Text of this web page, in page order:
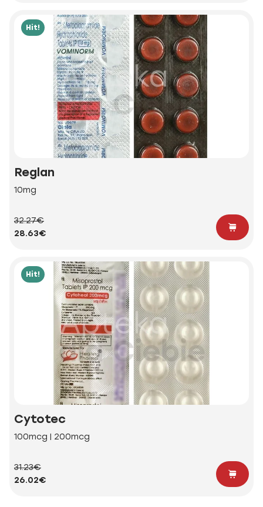
Hit!
Reglan
10mg
32.27€
28.63€
Hit!
Cytotec
100mcg | 200mcg
31.23€
26.02€